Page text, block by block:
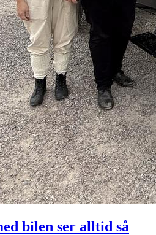
bilen ser alltid så